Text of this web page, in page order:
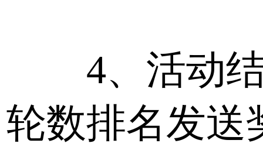
4、活动结
轮数排名发送